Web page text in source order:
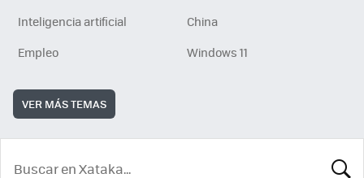
Inteligencia artificial
China
Empleo
Windows 11
VER MÁS TEMAS